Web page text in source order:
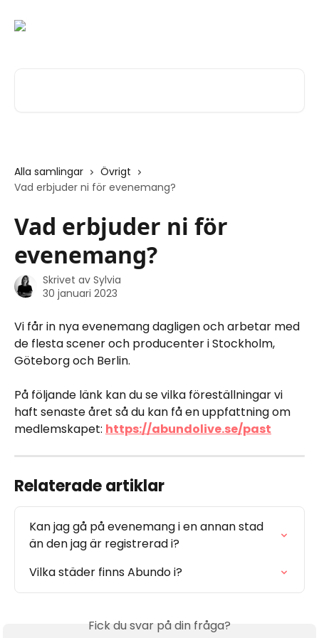
Alla samlingar
Övrigt
Vad erbjuder ni för evenemang?
Vad erbjuder ni för
evenemang?
Skrivet av Sylvia
30 januari 2023
Vi får in nya evenemang dagligen och arbetar med
de flesta scener och producenter i Stockholm,
Göteborg och Berlin.
På följande länk kan du se vilka föreställningar vi
haft senaste året så du kan få en uppfattning om
medlemskapet: https://abundolive.se/past
Relaterade artiklar
Kan jag gå på evenemang i en annan stad
än den jag är registrerad i?
Vilka städer finns Abundo i?
Fick du svar på din fråga?